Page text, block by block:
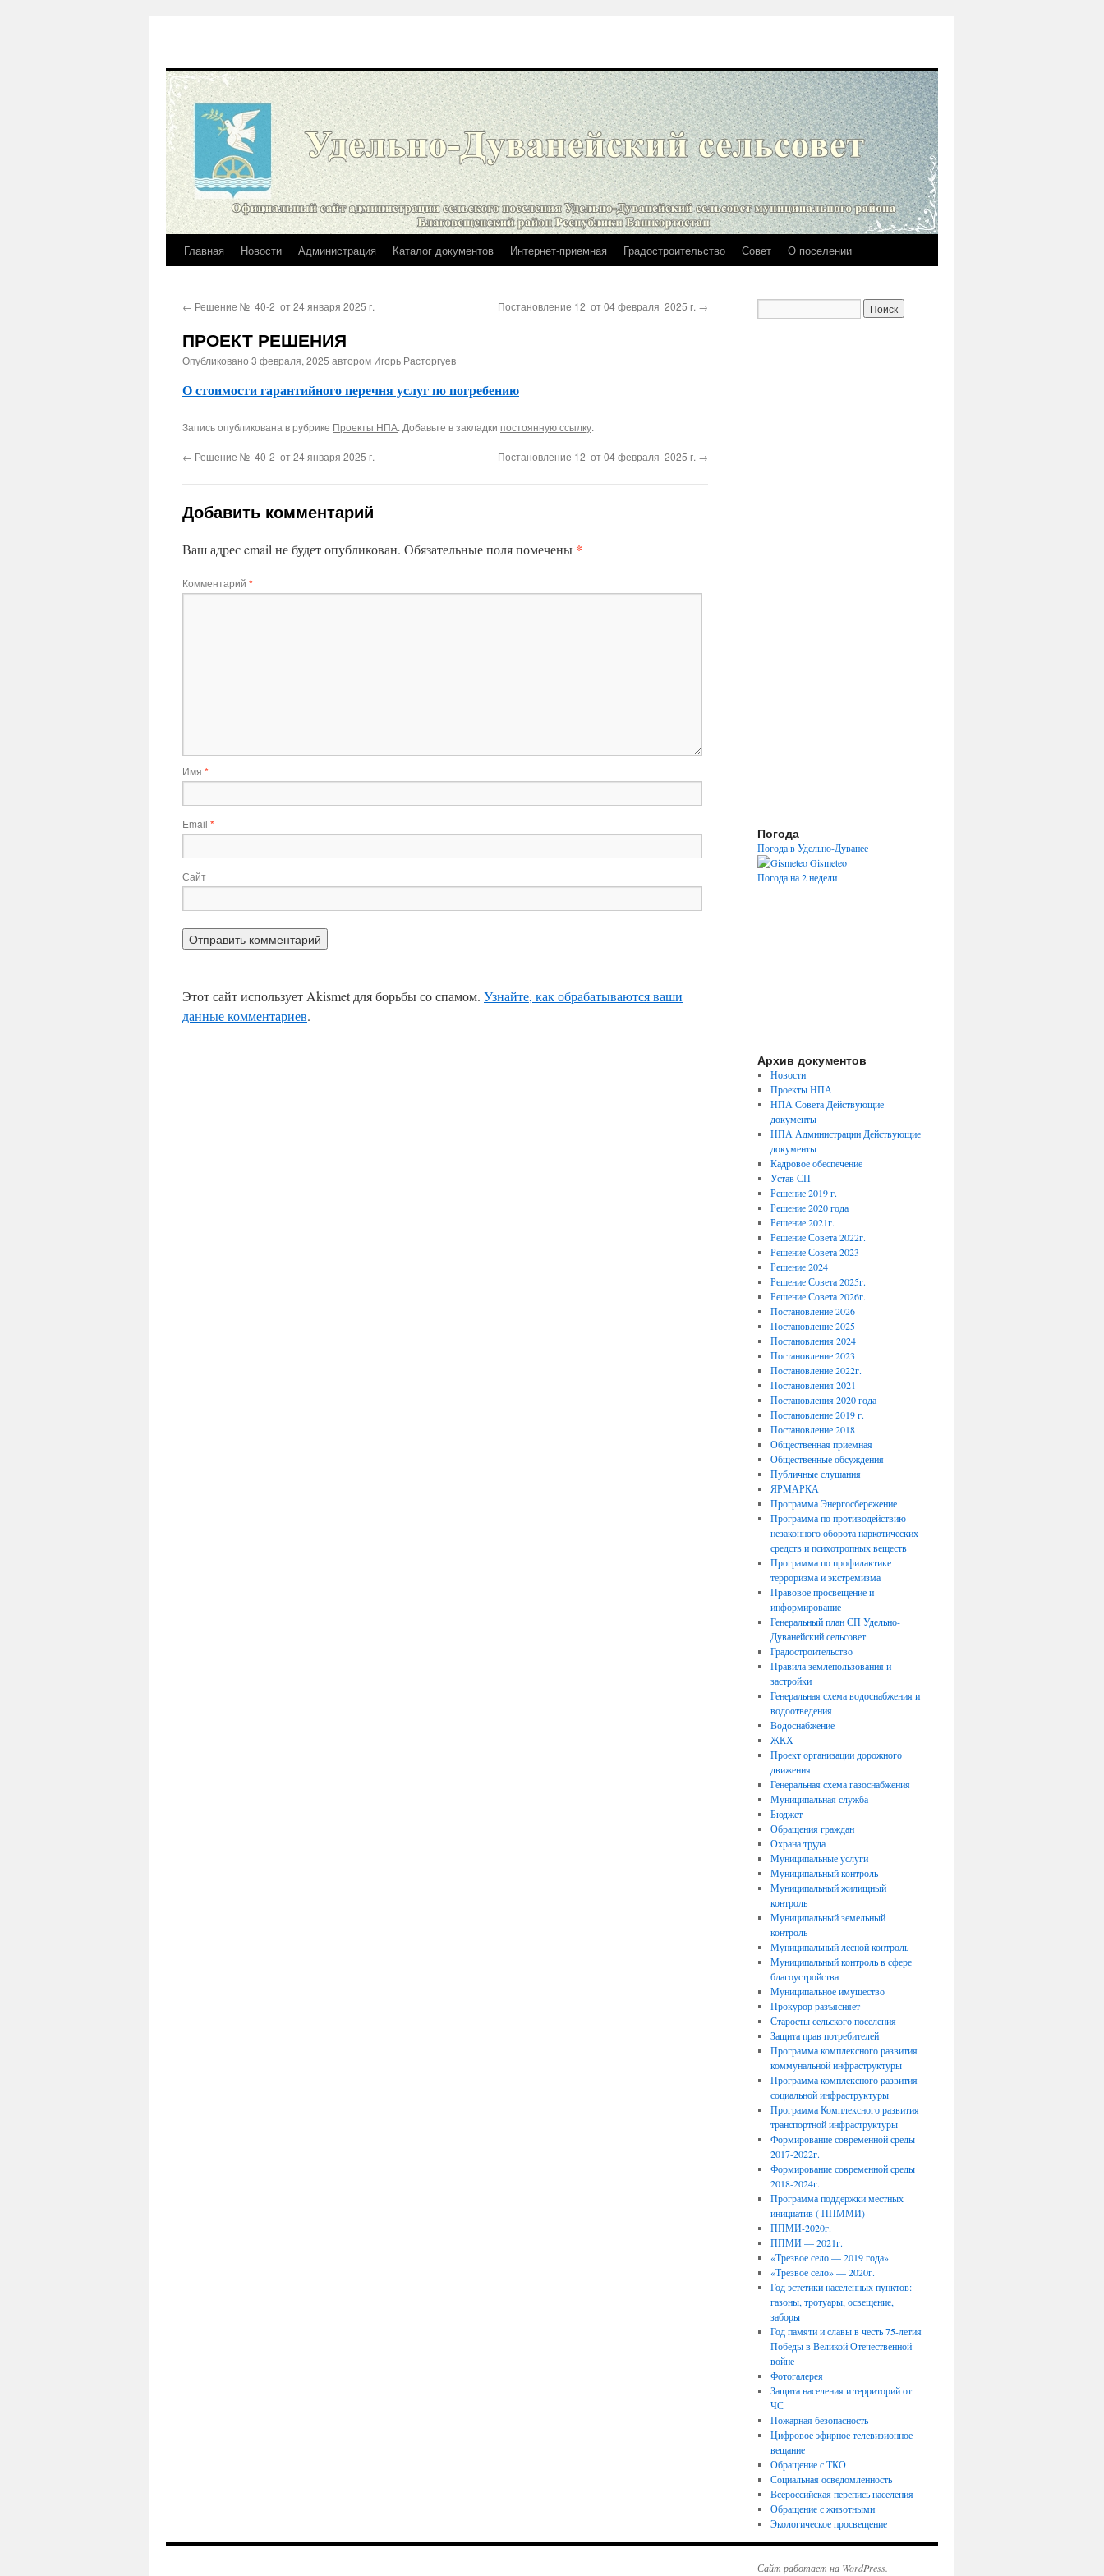
Перейти
содержимому
Главная Новости Администрация Каталог документов Интернет-приемная Градостроительство Совет О поселении
← Решение № 40-2 от 24 января 2025 г. Постановление 12 от 04 февраля 2025 г. →
ПРОЕКТ РЕШЕНИЯ
Опубликовано 3 февраля, 2025 автором Игорь Расторгуев
О стоимости гарантийного перечня услуг по погребению
Запись опубликована в рубрике Проекты НПА. Добавьте в закладки постоянную ссылку.
← Решение № 40-2 от 24 января 2025 г. Постановление 12 от 04 февраля 2025 г. →
Добавить комментарий
Ваш адрес email не будет опубликован. Обязательные поля помечены *
Комментарий *
Имя *
Email *
Сайт
Этот сайт использует Akismet для борьбы со спамом. Узнайте, как обрабатываются ваши
данные комментариев.
Погода
Погода в Удельно-Дуванее
Gismeteo
Погода на 2 недели
Архив документов
Новости
Проекты НПА
НПА Совета Действующие
документы
НПА Администрации Действующие
документы
Кадровое обеспечение
Устав СП
Решение 2019 г.
Решение 2020 года
Решение 2021г.
Решение Совета 2022г.
Решение Совета 2023
Решение 2024
Решение Совета 2025г.
Решение Совета 2026г.
Постановление 2026
Постановление 2025
Постановления 2024
Постановление 2023
Постановление 2022г.
Постановления 2021
Постановления 2020 года
Постановление 2019 г.
Постановление 2018
Общественная приемная
Общественные обсуждения
Публичные слушания
ЯРМАРКА
Программа Энергосбережение
Программа по противодействию
незаконного оборота наркотических
средств и психотропных веществ
Программа по профилактике
терроризма и экстремизма
Правовое просвещение и
информирование
Генеральный план СП Удельно-
Дуванейский сельсовет
Градостроительство
Правила землепользования и
застройки
Генеральная схема водоснабжения и
водоотведения
Водоснабжение
ЖКХ
Проект организации дорожного
движения
Генеральная схема газоснабжения
Муниципальная служба
Бюджет
Обращения граждан
Охрана труда
Муниципальные услуги
Муниципальный контроль
Муниципальный жилищный
контроль
Муниципальный земельный
контроль
Муниципальный лесной контроль
Муниципальный контроль в сфере
благоустройства
Муниципальное имущество
Прокурор разъясняет
Старосты сельского поселения
Защита прав потребителей
Программа комплексного развития
коммунальной инфраструктуры
Программа комплексного развития
социальной инфраструктуры
Программа Комплексного развития
транспортной инфраструктуры
Формирование современной среды
2017-2022г.
Формирование современной среды
2018-2024г.
Программа поддержки местных
инициатив ( ППММИ)
ППМИ-2020г.
ППМИ — 2021г.
«Трезвое село — 2019 года»
«Трезвое село» — 2020г.
Год эстетики населенных пунктов:
газоны, тротуары, освещение,
заборы
Год памяти и славы в честь 75-летия
Победы в Великой Отечественной
войне
Фотогалерея
Защита населения и территорий от
ЧС
Пожарная безопасность
Цифровое эфирное телевизионное
вещание
Обращение с ТКО
Социальная осведомленность
Всероссийская перепись населения
Обращение с животными
Экологическое просвещение
Сайт работает на WordPress.